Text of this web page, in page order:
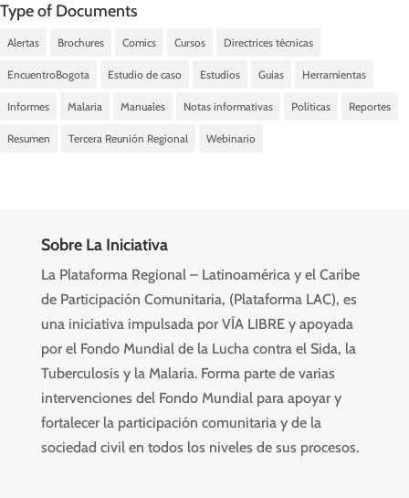
Type of Documents
Alertas Brochures Comics Cursos Directrices técnicas
EncuentroBogota Estudio de caso Estudios Guias Herramientas
Informes Malaria Manuales Notas informativas Políticas Reportes
Resumen Tercera Reunión Regional Webinario
Sobre La Iniciativa
La Plataforma Regional – Latinoamérica y el Caribe
de Participación Comunitaria, (Plataforma LAC), es
una iniciativa impulsada por VÍA LIBRE y apoyada
por el Fondo Mundial de la Lucha contra el Sida, la
Tuberculosis y la Malaria. Forma parte de varias
intervenciones del Fondo Mundial para apoyar y
fortalecer la participación comunitaria y de la
sociedad civil en todos los niveles de sus procesos.